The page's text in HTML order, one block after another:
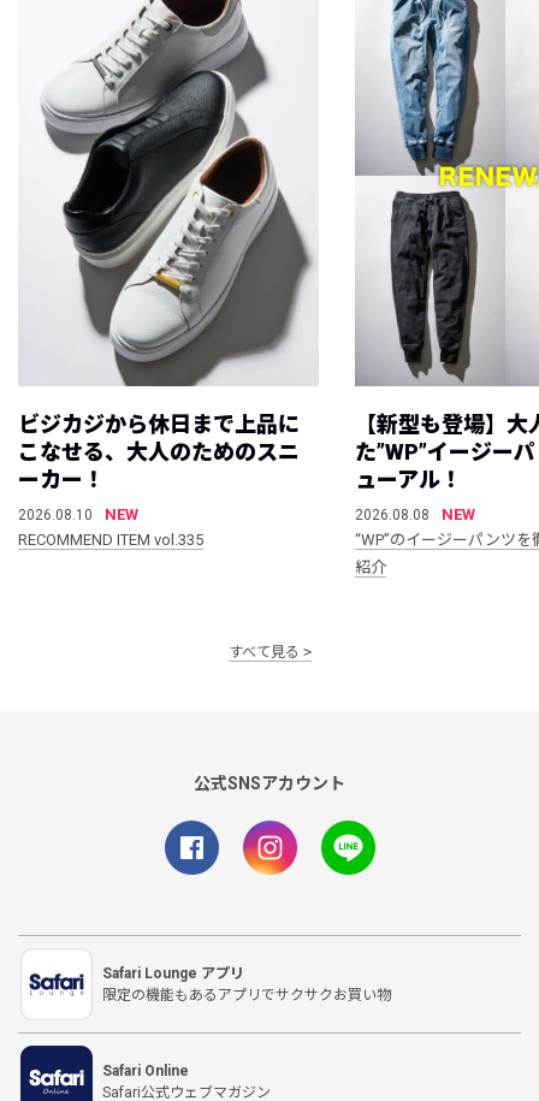
ビジカジから休日まで上品に
こなせる、大人のためのスニ
ーカー！
2026.08.10
NEW
RECOMMEND ITEM vol.335
【新型も登場】大
た”WP”イージー
ューアル！
2026.08.08
NEW
“WP”のイージーパンツ
紹介
すべて見る
公式SNSアカウント
Safari Lounge アプリ
限定の機能もあるアプリでサクサクお買い物
Safari Online
Safari公式ウェブマガジン